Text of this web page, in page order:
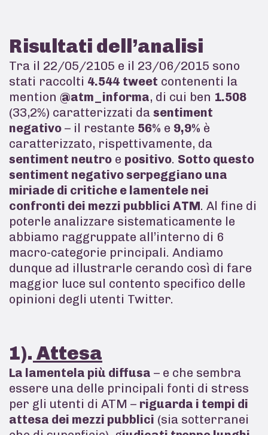
Risultati dell’analisi
Tra il 22/05/2105 e il 23/06/2015 sono
stati raccolti 4.544 tweet contenenti la
mention @atm_informa, di cui ben 1.508
(33,2%) caratterizzati da sentiment
negativo – il restante 56% e 9,9% è
caratterizzato, rispettivamente, da
sentiment neutro e positivo. Sotto questo
sentiment negativo serpeggiano una
miriade di critiche e lamentele nei
confronti dei mezzi pubblici ATM. Al fine di
poterle analizzare sistematicamente le
abbiamo raggruppate all’interno di 6
macro-categorie principali. Andiamo
dunque ad illustrarle cerando così di fare
maggior luce sul contento specifico delle
opinioni degli utenti Twitter.
1). Attesa
La lamentela più diffusa – e che sembra
essere una delle principali fonti di stress
per gli utenti di ATM – riguarda i tempi di
attesa dei mezzi pubblici (sia sotterranei